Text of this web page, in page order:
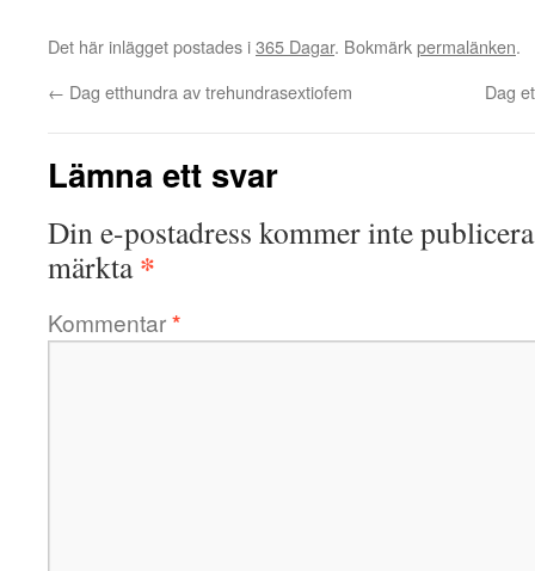
Det här inlägget postades i365 Dagar. Bokmärkpermalänken.
← Dag etthundra av trehundrasextiofem Dag
Lämna ett svar
Din e-postadress kommer inte
märkta*
Kommentar*